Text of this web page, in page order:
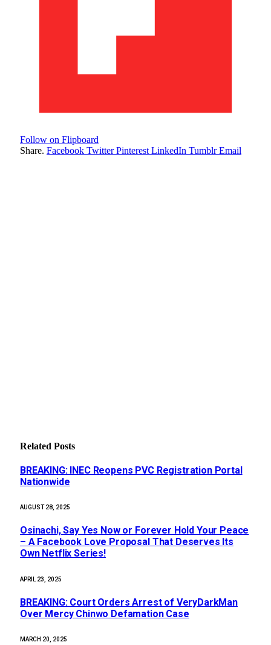
Follow on Flipboard
Share. Facebook Twitter Pinterest LinkedIn Tumblr Email
Related Posts
BREAKING: INEC Reopens PVC Registration Portal
Nationwide
AUGUST 28, 2025
Osinachi, Say Yes Now or Forever Hold Your Peace
– A Facebook Love Proposal That Deserves Its
Own Netflix Series!
APRIL 23, 2025
BREAKING: Court Orders Arrest of VeryDarkMan
Over Mercy Chinwo Defamation Case
MARCH 20, 2025